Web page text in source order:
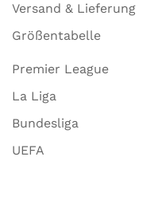
Versand & Lieferung
Größentabelle
Premier League
La Liga
Bundesliga
UEFA